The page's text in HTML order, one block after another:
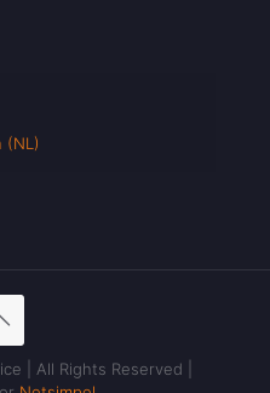
(NL)
| All Rights Reserved |